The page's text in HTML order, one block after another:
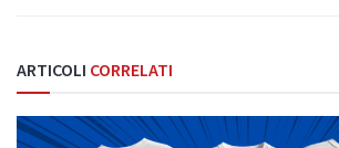
ARTICOLI CORRELATI